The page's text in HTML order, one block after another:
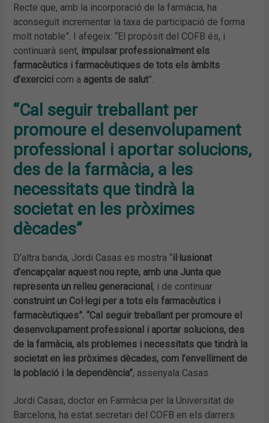
Recte que, amb la incorporació de la farmàcia, ha
aconseguit incrementar la taxa de participació de forma
molt notable”. I afegeix: “El propòsit del COFB és, i
continuarà sent, impulsar professionalment els
farmacèutics i farmacèutiques de tots els àmbits
d’exercici com a agents de salut”.
“Cal seguir treballant per
promoure el desenvolupament
professional i aportar solucions,
des de la farmàcia, a les
necessitats que tindrà la
societat en les pròximes
dècades”
D’altra banda, Jordi Casas es mostra “il·lusionat
d’encapçalar aquest nou repte, amb una Junta que
representa un relleu generacional, i de continuar
construint un Col·legi per a tots els farmacèutics i
farmacèutiques”. “Cal seguir treballant per promoure el
desenvolupament professional i aportar solucions, des
de la farmàcia, als problemes i necessitats que tindrà la
societat en les pròximes dècades, com l’envelliment de
la població i la dependència”, assenyala Casas.
Jordi Casas, doctor en Farmàcia per la Universitat de
Barcelona, ha estat secretari del COFB en els darrers